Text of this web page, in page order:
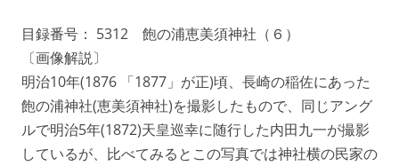
目録番号： 5312 飽の浦恵美須神社（６）
〔画像解説〕
明治10年(1876 「1877」が正)頃、長崎の稲佐にあった
飽の浦神社(恵美須神社)を撮影したもので、同じアング
ルで明治5年(1872)天皇巡幸に随行した内田九一が撮影
しているが、比べてみるとこの写真では神社横の民家の